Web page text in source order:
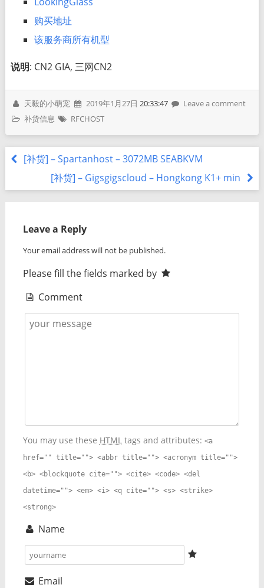
购买地址
该服务商所有机型
说明: CN2 GIA, 三网CN2
天毅的小萌宠 2019年1月27日 20:33:47
Leave a comment
补货信息
RFCHOST
[补货] – Spartanhost – 3072MB SEABKVM
[补货] – Gigsgigscloud – Hongkong K1+ min
Leave a Reply
Your email address will not be published.
Please fill the fields marked by
Comment
You may use these HTMLtags and attributes: <a
href="" title=""> <abbr title=""> <acronym title="">
<b> <blockquote cite=""> <cite> <code> <del
datetime=""> <em> <i> <q cite=""> <s> <strike>
<strong>
Name
Email